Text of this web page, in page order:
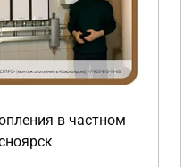
в частном